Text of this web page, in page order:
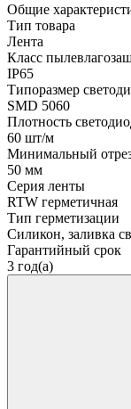
Общие
Тип товара
Лента
Класс
IP65
Типоразмер
SMD 5060
Плотность
60 шт/м
Минимальный
50 мм
Серия ленты
RTW герметичная
Тип герметизации
Силикон, заливка
Гарантийный срок
3 год(а)